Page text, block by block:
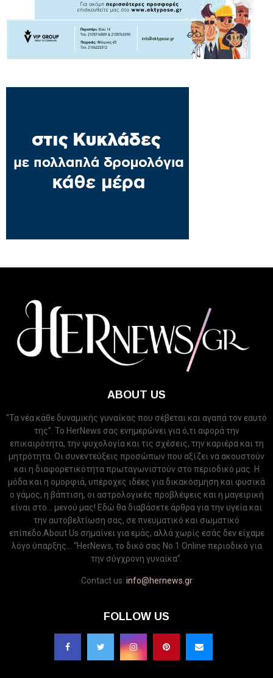
ABOUT US
“Τα νέα κάθε δυναμικής γυναίκας που σέβεται και αγαπά τον εαυτό
της”. Το HerNews σας ενημερώνει για ό,τι αφορά την
επικαιρότητα, την ψυχολογία και τις σχέσεις, την καριέρα και τη
μητρότητα. Οι συνεντεύξεις προσώπων που αξίζει να ακουστούν
και η διαφορετικότητα πρωταγωνιστούν στο περιοδικό μας. Η
μόδα και η ομορφιά, υπέροχες ιδέες για δικακόσμηση και φυσικά
ο γάμος, η βάπτιση, οι αστρολογικές προβλέψεις και η μαγειρική
είναι στο... μενού μας! Εδώ θα διαβάσετε άρθρα για την υγεία και
την αυτοβελτίωση σας, σε πνευματικό και σωματικό
επίπεδο.About Us σημαίνει για εμάς, αλλά χωρίς εσάς δεν είχαμε
λόγο ύπαρξης... “HerNews, το δικό σας Νo.1 Online περιοδικό για
την σύγχρονη γυναίκα”.
Contact us: info@hernews.gr
FOLLOW US